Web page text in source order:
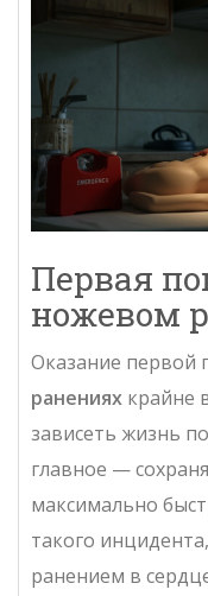
Первая
ножевом
Оказание
ранениях крайне
зависеть жизнь
главное —
максимально
такого
ранением в